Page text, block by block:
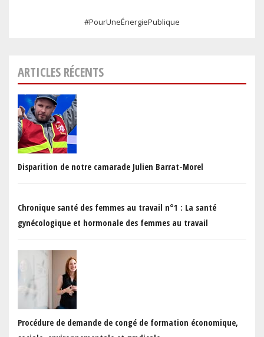
#PourUneÉnergiePublique
ARTICLES RÉCENTS
Disparition de notre camarade Julien Barrat-Morel
Chronique santé des femmes au travail n°1 : La santé
gynécologique et hormonale des femmes au travail
Procédure de demande de congé de formation économique,